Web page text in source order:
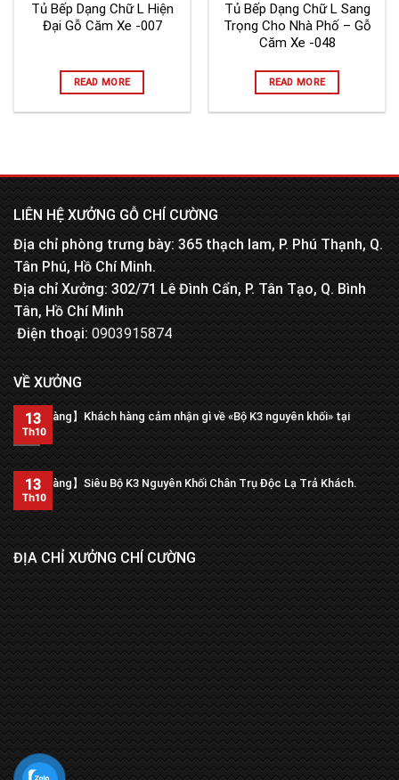
Tủ Bếp Dạng Chữ L Hiện
Đại Gỗ Căm Xe -007
READ MORE
Tủ Bếp Dạng Chữ L Sang
Trọng Cho Nhà Phố – Gỗ
Căm Xe -048
READ MORE
LIÊN HỆ XƯỞNG GỖ CHÍ CƯỜNG
Địa chỉ phòng trưng bày: 365 thạch lam, P. Phú Thạnh, Q.
Tân Phú, Hồ Chí Minh.
Địa chỉ Xưởng: 302/71 Lê Đình Cẩn, P. Tân Tạo, Q. Bình
Tân, Hồ Chí Minh
Điện thoại:0903915874
VỀ XƯỞNG
【Trả hàng】Khách hàng cảm nhận gì về «Bộ K3 nguyên khối» tại
xưởng?
13
Th10
【Trả hàng】Siêu Bộ K3 Nguyên Khối Chân Trụ Độc Lạ Trả Khách.
13
Th10
ĐỊA CHỈ XƯỞNG CHÍ CƯỜNG